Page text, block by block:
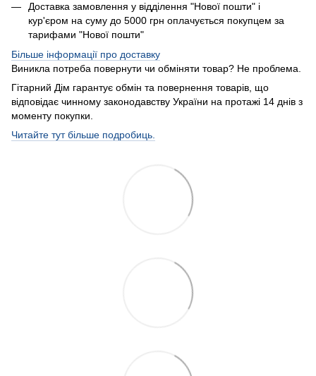
Доставка замовлення у відділення "Нової пошти" і
кур'єром на суму до 5000 грн оплачується покупцем за
тарифами "Нової пошти"
Більше інформації про доставку
Виникла потреба повернути чи обміняти товар? Не проблема.
Гітарний Дім гарантує обмін та повернення товарів, що
відповідає чинному законодавству України на протажі 14 днів з
моменту покупки.
Читайте тут більше подробиць.